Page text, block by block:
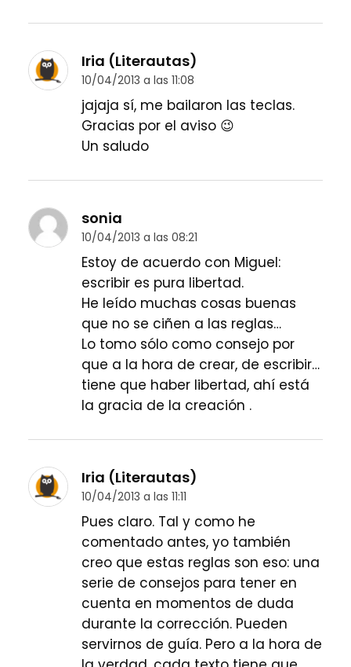
Iria (Literautas)
10/04/2013 a las 11:08
jajaja sí, me bailaron las teclas.
Gracias por el aviso 😉
Un saludo
sonia
10/04/2013 a las 08:21
Estoy de acuerdo con Miguel:
escribir es pura libertad.
He leído muchas cosas buenas
que no se ciñen a las reglas…
Lo tomo sólo como consejo por
que a la hora de crear, de escribir…
tiene que haber libertad, ahí está
la gracia de la creación .
Iria (Literautas)
10/04/2013 a las 11:11
Pues claro. Tal y como he
comentado antes, yo también
creo que estas reglas son eso: una
serie de consejos para tener en
cuenta en momentos de duda
durante la corrección. Pueden
servirnos de guía. Pero a la hora de